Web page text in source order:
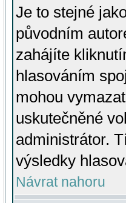
Je to stejné
původním
zahájíte
hlasováním
mohou
uskutečněné
administrátor.
výsledky
Návrat nahoru